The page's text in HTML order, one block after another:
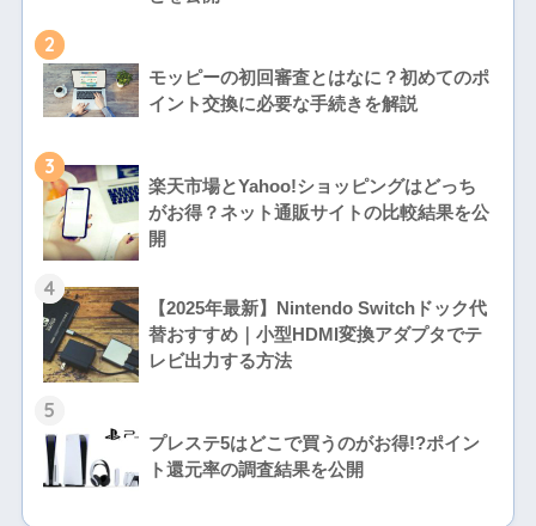
2
モッピーの初回審査とはなに？初めてのポ
イント交換に必要な手続きを解説
3
楽天市場とYahoo!ショッピングはどっち
がお得？ネット通販サイトの比較結果を公
開
4
【2025年最新】Nintendo Switchドック代
替おすすめ｜小型HDMI変換アダプタでテ
レビ出力する方法
5
プレステ5はどこで買うのがお得!?ポイン
ト還元率の調査結果を公開